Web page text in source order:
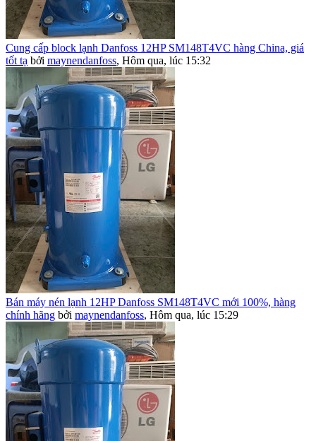
Cung cấp block lạnh Danfoss 12HP SM148T4VC hàng China, giá
tốt tạ bởi maynendanfoss, Hôm qua, lúc 15:32
Bán máy nén lạnh 12HP Danfoss SM148T4VC mới 100%, hàng
chính hãng bởi maynendanfoss, Hôm qua, lúc 15:29